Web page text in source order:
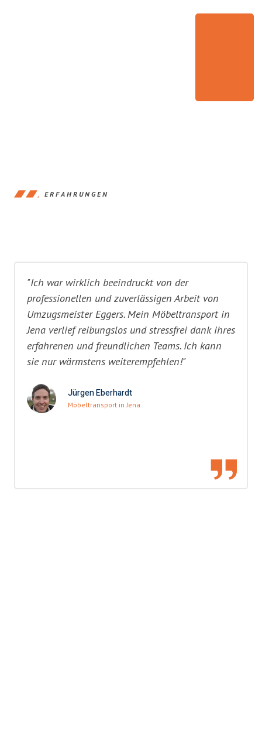
ERFAHRUNGEN
"Ich war wirklich beeindruckt von der
professionellen und zuverlässigen Arbeit von
Umzugsmeister Eggers. Mein Möbeltransport in
Jena verlief reibungslos und stressfrei dank ihres
erfahrenen und freundlichen Teams. Ich kann
sie nur wärmstens weiterempfehlen!"
Jürgen Eberhardt
Möbeltransport in Jena